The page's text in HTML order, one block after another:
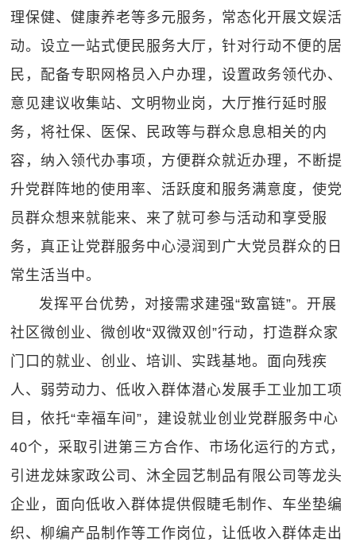
理保健、健康养老等多元服务，常态化开展文娱活
动。设立一站式便民服务大厅，针对行动不便的居
民，配备专职网格员入户办理，设置政务领代办、
意见建议收集站、文明物业岗，大厅推行延时服
务，将社保、医保、民政等与群众息息相关的内
容，纳入领代办事项，方便群众就近办理，不断提
升党群阵地的使用率、活跃度和服务满意度，使党
员群众想来就能来、来了就可参与活动和享受服
务，真正让党群服务中心浸润到广大党员群众的日
常生活当中。
发挥平台优势，对接需求建强“致富链”。开展
社区微创业、微创收“双微双创”行动，打造群众家
门口的就业、创业、培训、实践基地。面向残疾
人、弱劳动力、低收入群体潜心发展手工业加工项
目，依托“幸福车间”，建设就业创业党群服务中心
40个，采取引进第三方合作、市场化运行的方式，
引进龙妹家政公司、沐全园艺制品有限公司等龙头
企业，面向低收入群体提供假睫毛制作、车坐垫编
织、柳编产品制作等工作岗位，让低收入群体走出